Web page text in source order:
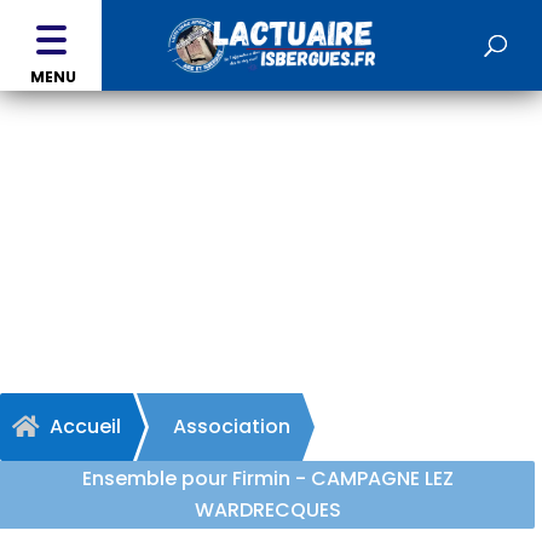
MENU
 Accueil
Association
Ensemble pour Firmin - CAMPAGNE LEZ
WARDRECQUES